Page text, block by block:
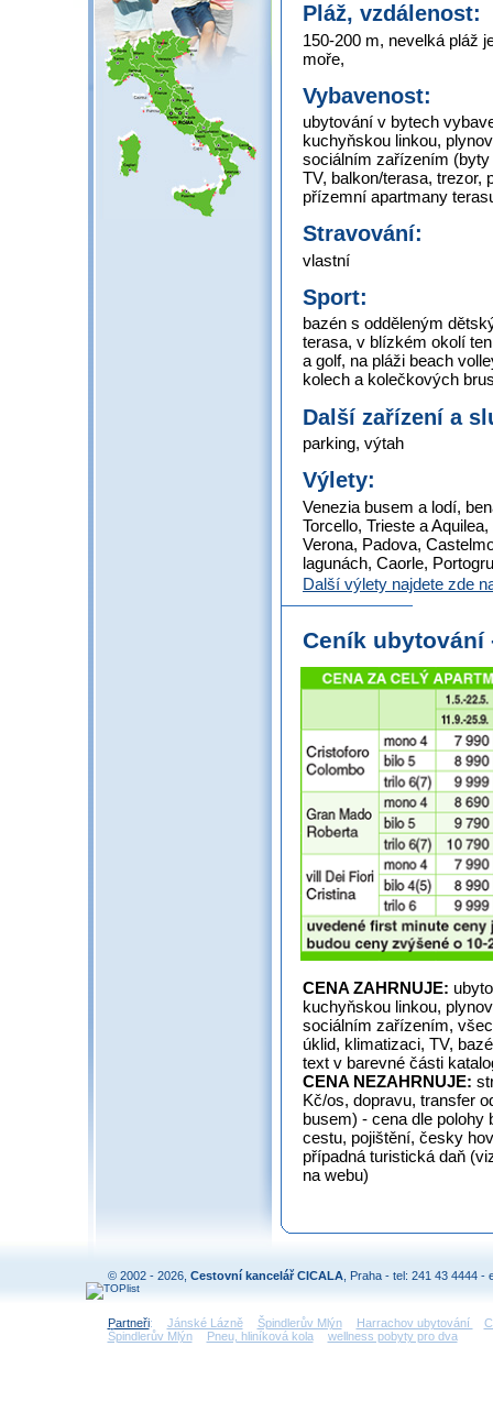
Pláž, vzdálenost:
150-200 m, nevelká pláž
moře,
Vybavenost:
ubytování v bytech
kuchyňskou linkou,
sociálním zařízením
TV, balkon/terasa, trezor,
přízemní apartmany
Stravování:
vlastní
Sport:
bazén s odděleným
terasa, v blízkém okolí
a golf, na pláži beach
kolech a kolečkových
Další zařízení a
parking, výtah
Výlety:
Venezia busem a lodí,
Torcello, Trieste a
Verona, Padova,
lagunách, Caorle,
Další výlety najdete zde
Ceník
CENA ZAHRNUJE:
kuchyňskou linkou,
sociálním zařízením,
úklid, klimatizaci, TV,
text v barevné části
CENA NEZAHRNUJE:
Kč/os, dopravu, transfer
busem) - cena dle polohy
cestu, pojištění, česky
případná turistická daň
na webu)
© 2002 - 2026, Cestovní kancelář CICALA , Praha - tel: 241 43 4444 -
Partneři: Jánské Lázně Špindlerův Mlýn Harrachov ubytování
Špindlerův Mlýn
Pneu, hliníková kola wellness pobyty pro dva